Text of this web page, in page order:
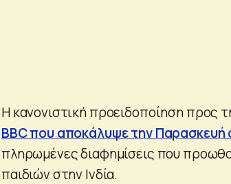
Η κανονιστική προειδοποίηση προς
BBC που αποκάλυψε την Παρασκευή
πληρωμένες διαφημίσεις που
παιδιών στην Ινδία.